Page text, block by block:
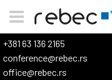
+381 63 136 2165
conference@rebec.rs
office@rebec.rs